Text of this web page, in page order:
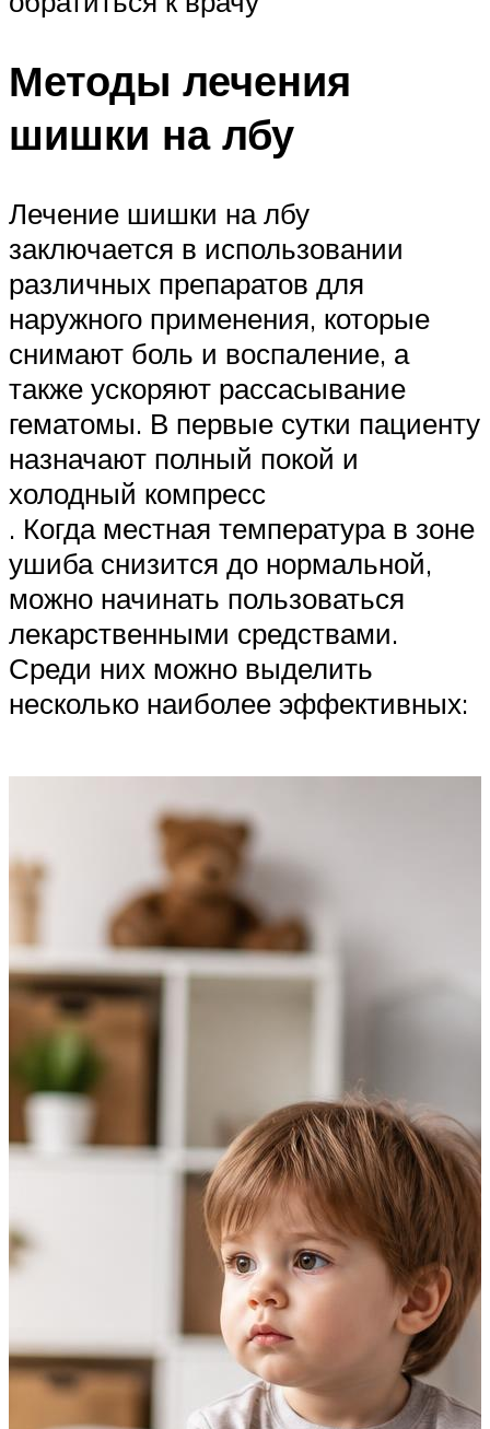
Методы лечения
шишки на лбу
Лечение шишки на лбу
заключается в использовании
различных препаратов для
наружного применения, которые
снимают боль и воспаление, а
также ускоряют рассасывание
гематомы. В первые сутки пациенту
назначают полный покой и
холодный компресс
. Когда местная температура в зоне
ушиба снизится до нормальной,
можно начинать пользоваться
лекарственными средствами.
Среди них можно выделить
несколько наиболее эффективных: